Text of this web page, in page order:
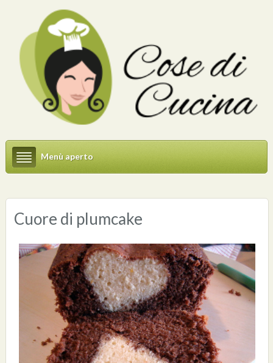
Menù aperto
Cuore di plumcake